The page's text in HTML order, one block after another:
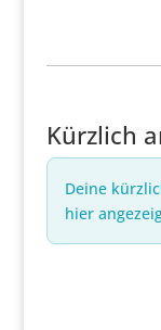
Kürzlich
Deine
hier